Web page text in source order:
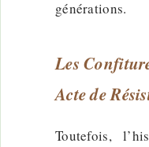
générations.
Les
Acte de
Toutefois,